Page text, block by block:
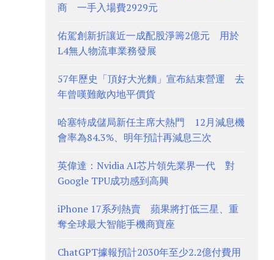
商 一手入場費2929元
佑駕創新折讓近一成配股淨籌2億元 用於
L4無人物流車業務發展
57年歷史「頂好大光麵」宣布結束營運 去
年曾嘆難敵內地平價貨
哈塞特成儲局新任主席大熱門 12月減息機
會率為84.3%、明年預計再減息三次
英偉達：Nvidia AI芯片領先業界一代 對
Google TPU成功感到高興
iPhone 17系列熱賣 蘋果將打低三星、重
奪全球最大智能手機商寶座
ChatGPT據報預計2030年至少2.2億付費用